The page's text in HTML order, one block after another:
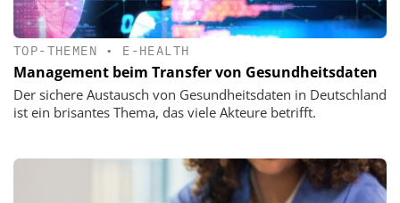
TOP-THEMEN • E-HEALTH
Management beim Transfer von Gesundheitsdaten
Der sichere Austausch von Gesundheitsdaten in Deutschland
ist ein brisantes Thema, das viele Akteure betrifft.